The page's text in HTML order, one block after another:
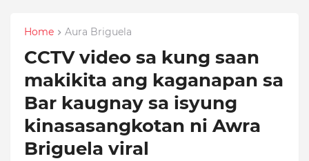
Home Aura Briguela
CCTV video sa kung saan
makikita ang kaganapan sa
Bar kaugnay sa isyung
kinasasangkotan ni Awra
Briguela viral